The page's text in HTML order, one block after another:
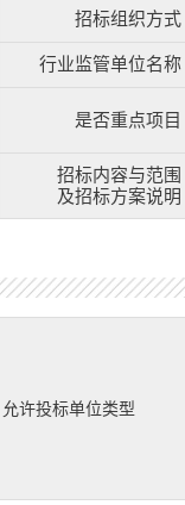
招标组织方式
行业监管单位名称
是否重点项目
招标内容与范围
及招标方案说明
允许投标单位类型